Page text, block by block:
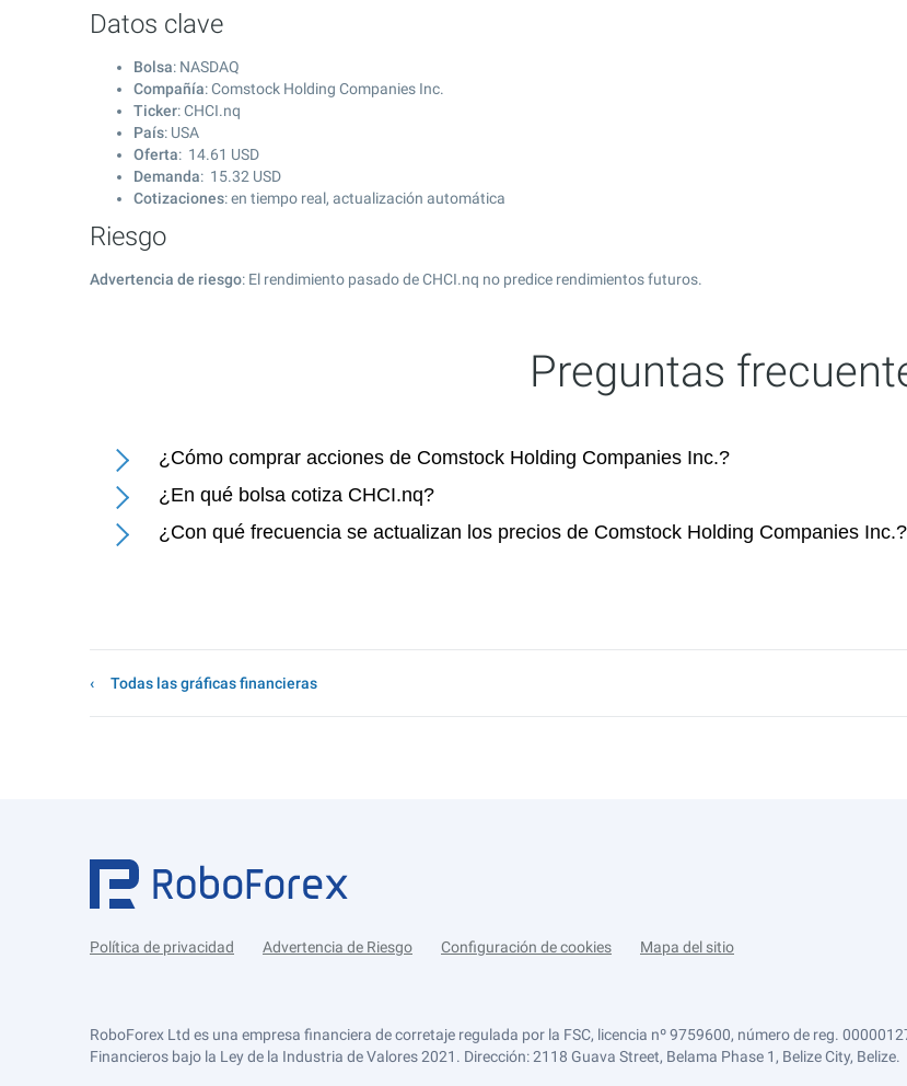
Datos clave
Bolsa: NASDAQ
Compañía: Comstock Holding Companies Inc.
Ticker: CHCI.nq
País: USA
Oferta: 14.61 USD
Demanda: 15.32 USD
Cotizaciones: en tiempo real, actualización automática
Riesgo
Advertencia de riesgo: El rendimiento pasado de CHCI.nq no predice rendimientos futuros.
Preguntas
¿Cómo comprar acciones de Comstock Holding Companies Inc.?
¿En qué bolsa cotiza CHCI.nq?
¿Con qué frecuencia se actualizan los precios de Comstock Holding Companies Inc.?
Todas las gráficas financieras
Política de privacidad Advertencia de Riesgo Configuración de cookies Mapa del sitio
RoboForex Ltd es una empresa financiera de corretaje regulada por la FSC, licencia nº 9759600, número de reg.
Financieros bajo la Ley de la Industria de Valores 2021. Dirección: 2118 Guava Street, Belama Phase 1, Belize City, Belize.